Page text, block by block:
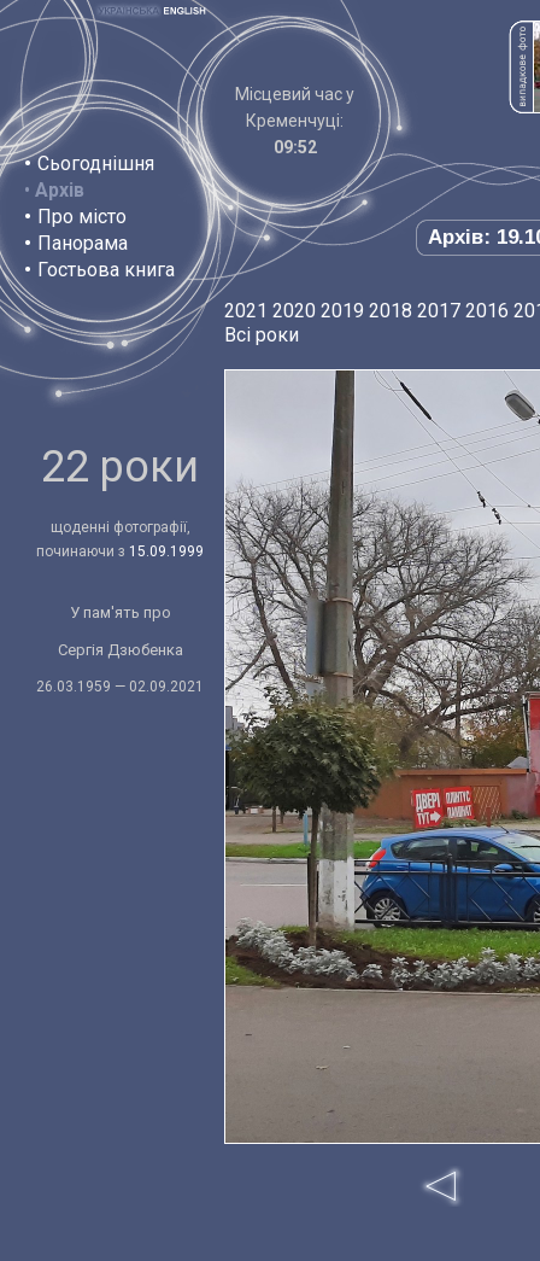
• Сьогоднішня
• Архів
• Про місто
• Панорама
• Гостьова книга
Місцевий час у
Кременчуці:
09:52
Архів:
22 роки
щоденні фотографії,
починаючи з 15.09.1999
У пам'ять про
Сергія Дзюбенка
26.03.1959 — 02.09.2021
2021 2020 2019 2018 2017 2016
Всі роки